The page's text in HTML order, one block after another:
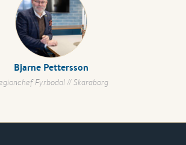
Bjarne Pettersson
Fyrbodal // Skaraborg